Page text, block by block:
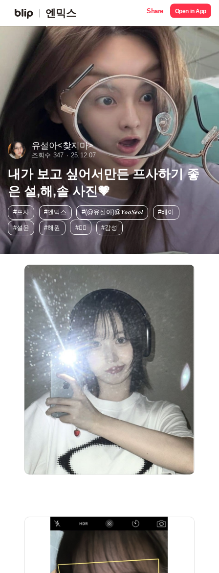
엔믹스 Share Open in App
유설아<찾지마>
조회수 347 25.12.07
내가 보고 싶어서만든 프사하기 좋
은 설,해,솔 사진💗
#프사 #엔믹스 #(@유설아)@𝒀𝒐𝒐𝑺𝒆𝒐𝒍 #배이
#설윤 #해원 #❤️‍🔥 #감성